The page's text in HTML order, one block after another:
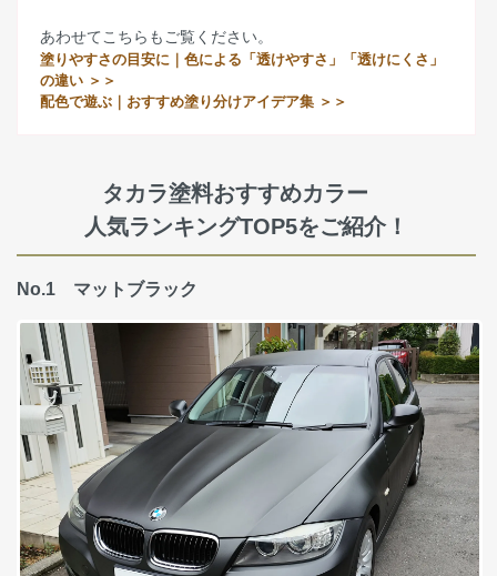
あわせてこちらもご覧ください。
塗りやすさの目安に｜色による「透けやすさ」「透けにくさ」
の違い ＞＞
配色で遊ぶ｜おすすめ塗り分けアイデア集 ＞＞
タカラ塗料おすすめカラー
人気ランキングTOP5をご紹介！
No.1 マットブラック